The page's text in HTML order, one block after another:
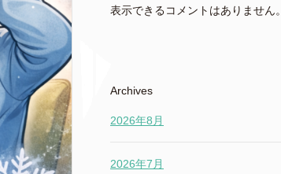
表示できるコメントはありません。
Archives
2026年8月
2026年7月